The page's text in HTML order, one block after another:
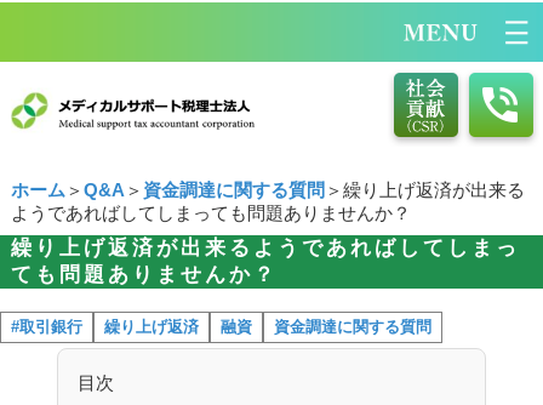
ホーム ＞ Q&A ＞ 資金調達に関する質問 ＞繰り上げ返済が出来る
ようであればしてしまっても問題ありませんか？
繰り上げ返済が出来るようであればしてしまっ
ても問題ありませんか？
#取引銀行 繰り上げ返済 融資 資金調達に関する質問
目次